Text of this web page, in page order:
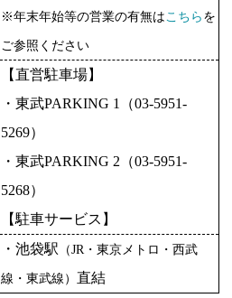
※年末年始等の営業の有無はこちら を
ご参照ください
【直営駐車場】
・東武PARKING 1（03-5951-
5269）
・東武PARKING 2（03-5951-
5268）
【駐車サービス】
・池袋駅 （JR・東京メトロ・西武
線・東武線） 直結